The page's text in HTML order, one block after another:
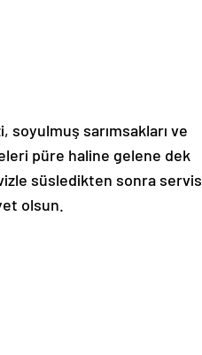
soyulmuş sarımsakları ve
püre haline gelene dek
süsledikten sonra servis
olsun.